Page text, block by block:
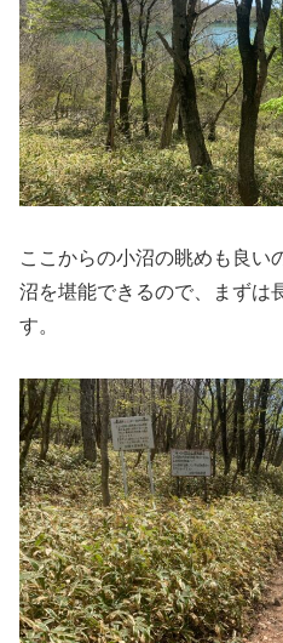
ここからの小沼の眺めも良い
沼を堪能できるので、まずは
す。